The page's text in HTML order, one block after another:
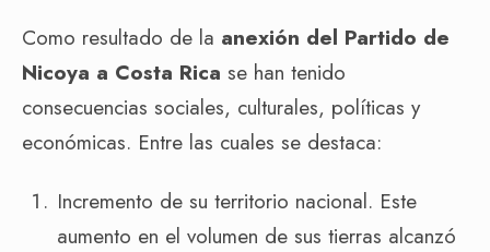
Como resultado de la anexión del Partido de
Nicoya a Costa Rica se han tenido
consecuencias sociales, culturales, políticas y
económicas. Entre las cuales se destaca:
Incremento de su territorio nacional. Este
aumento en el volumen de sus tierras alcanzó